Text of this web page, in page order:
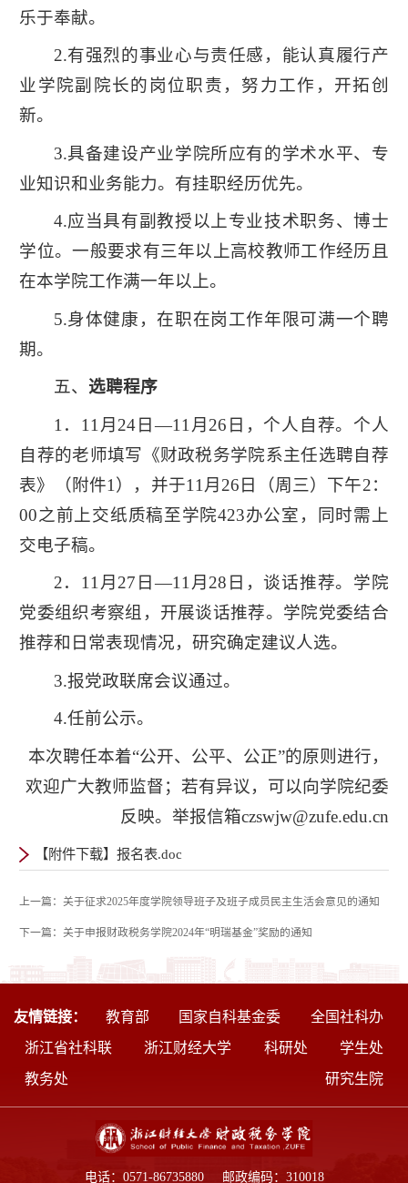
乐于奉献。
2.有强烈的事业心与责任感，能认真履行产
业学院副院长的岗位职责，努力工作，开拓创
新。
3.具备建设产业学院所应有的学术水平、专
业知识和业务能力。有挂职经历优先。
4.应当具有副教授以上专业技术职务、博士
学位。一般要求有三年以上高校教师工作经历且
在本学院工作满一年以上。
5.身体健康，在职在岗工作年限可满一个聘
期。
五、 选聘程序
1．11月24日—11月26日，个人自荐。个人
自荐的老师填写《财政税务学院系主任选聘自荐
表》（附件1），并于11月26日（周三）下午2：
00之前上交纸质稿至学院423办公室，同时需上
交电子稿。
2．11月27日—11月28日，谈话推荐。学院
党委组织考察组，开展谈话推荐。学院党委结合
推荐和日常表现情况，研究确定建议人选。
3.报党政联席会议通过。
4.任前公示。
本次聘任本着“公开、公平、公正”的原则进行，
欢迎广大教师监督；若有异议，可以向学院纪委
反映。举报信箱czswjw@zufe.edu.cn
【附件下载】报名表.doc
上一篇：关于征求2025年度学院领导班子及班子成员民主生活会意见的通知
下一篇：关于申报财政税务学院2024年“明瑞基金”奖励的通知
友情链接： 教育部 国家自科基金委
全国社科办
浙江省社科联
浙江财经大学 科研处
学生处
教务处
研究生院
电话：0571-86735880 邮政编码：310018